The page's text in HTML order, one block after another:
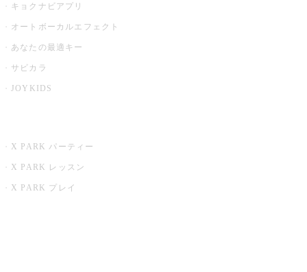
キョクナビアプリ
オートボーカルエフェクト
あなたの最適キー
サビカラ
JOYKIDS
X PARK パーティー
X PARK レッスン
X PARK プレイ